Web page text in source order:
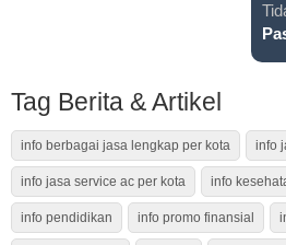
Tag Berita & Artikel
info berbagai jasa lengkap per kota info
info jasa service ac per kota info
info pendidikan info promo finansial